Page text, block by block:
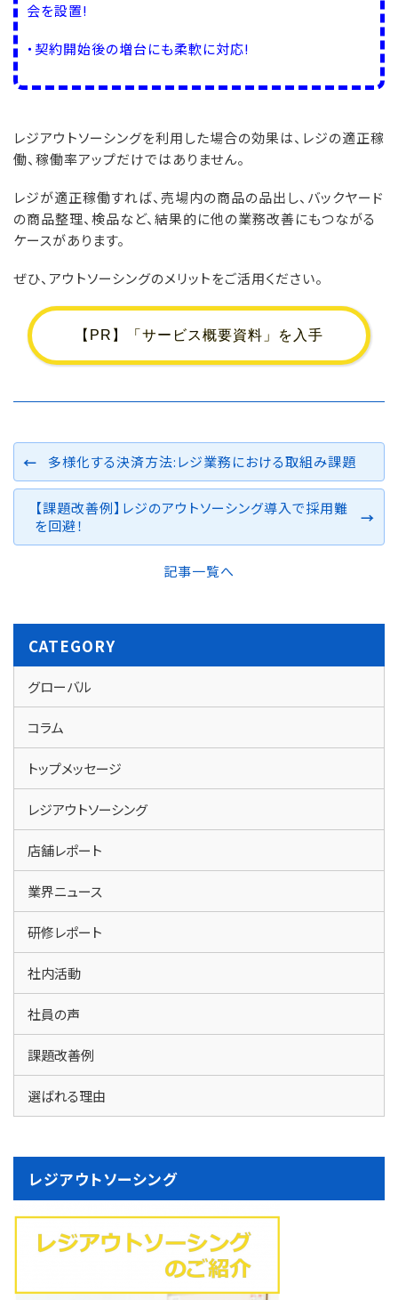
会を設置!
・契約開始後の増台にも柔軟に対応!
レジアウトソーシングを利用した場合の効果は、レジの適正稼
働、稼働率アップだけではありません。
レジが適正稼働すれば、売場内の商品の品出し、バックヤード
の商品整理、検品など、結果的に他の業務改善にもつながる
ケースがあります。
ぜひ、アウトソーシングのメリットをご活用ください。
【PR】「サービス概要資料」を入手
多様化する決済方法:レジ業務における取組み課題
【課題改善例】レジのアウトソーシング導入で採用難
を回避！
記事一覧へ
CATEGORY
グローバル
コラム
トップメッセージ
レジアウトソーシング
店舗レポート
業界ニュース
研修レポート
社内活動
社員の声
課題改善例
選ばれる理由
レジアウトソーシング